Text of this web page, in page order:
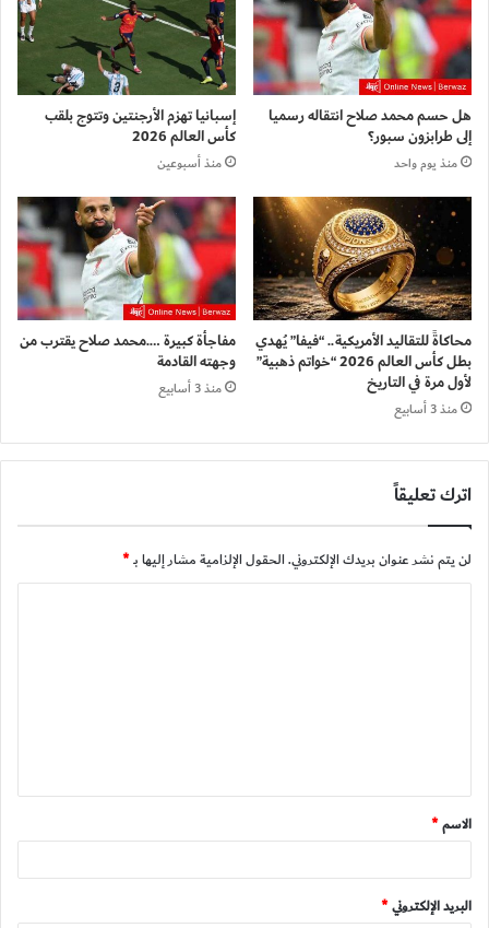
هل حسم محمد صلاح انتقاله رسميا
إلى طرابزون سبور؟
منذ يوم واحد
إسبانيا تهزم الأرجنتين وتتوج بلقب
كأس العالم 2026
منذ أسبوعين
محاكاةً للتقاليد الأمريكية.. “فيفا” يُهدي
بطل كأس العالم 2026 “خواتم ذهبية”
لأول مرة في التاريخ
منذ 3 أسابيع
مفاجأة كبيرة ….محمد صلاح يقترب من
وجهته القادمة
منذ 3 أسابيع
اترك تعليقاً
لن يتم نشر عنوان بريدك الإلكتروني.الحقول الإلزامية مشار إليها بـ*
ق
*
الاسم*
البريد الإلكتروني*